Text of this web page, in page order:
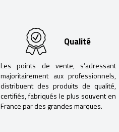
Qualité
Les points de vente, s’adressant
majoritairement aux professionnels,
distribuent des produits de qualité,
certifiés, fabriqués le plus souvent en
France par des grandes marques.